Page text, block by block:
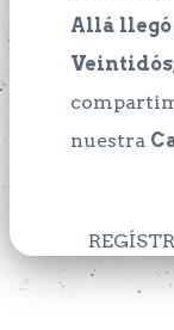
Allá
Veintidós
nuestra